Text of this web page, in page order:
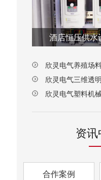
酒店恒压供水
欣灵电气塑料机
资
合作案例